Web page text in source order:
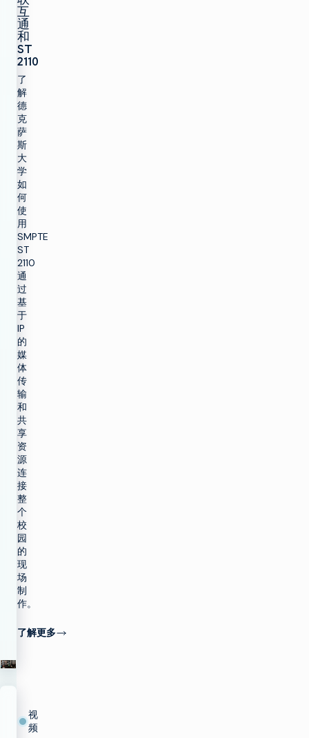
互
通
和
ST
2110
了
解
德
克
萨
斯
大
学
如
何
使
用
SMPTE
ST
2110
通
过
基
于
IP
的
媒
体
传
输
和
共
享
资
源
连
接
整
个
校
园
的
现
场
制
作。
了解更多
视
频